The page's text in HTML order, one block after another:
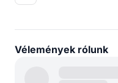
Vélemények rólunk